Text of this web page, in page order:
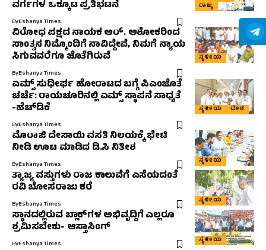
ರಾಜ್ಯ
ವರ್ಗಗಳ ಒಕ್ಕೂಟ ಪ್ರತಿಭಟನೆ
ByEshanya Times
ಸ್ಥಳೀಯ
ವಿರೋಧ ಪಕ್ಷದ ನಾಯಕ ಆರ್. ಅಶೋಕರಿಂದ
ಸಾಂತ್ವನ ನಿಮ್ಮೊಂದಿಗೆ ನಾವಿದ್ದೇವೆ, ನಿಮಗೆ ನ್ಯಾಯ
ಸಿಗುವವರೆಗೂ ಜೊತೆಗಿರುವೆ
ByEshanya Times
ಸ್ಥಳೀಯ ದೇಶ
ಏಮ್ಸ್ ಸುಧೀರ್ಘ ಹೋರಾಟದ ಬಗ್ಗೆ ಪಿಎಂಜೊತೆ
ಚರ್ಚೆ: ರಾಯಚೂರಿನಲ್ಲಿ ಏಮ್ಸ್ ಸ್ಥಾಪನೆ ಸಾಧ್ಯತೆ
-ಹೆಚ್‌ಡಿಕೆ
ByEshanya Times
ಸ್ಥಳೀಯ
ಮೊರಾಜಿ ದೇಸಾಯಿ ವಸತಿ ನಿಲಯಕ್ಕೆ ಭೇಟಿ
ನೀಡಿ ಊಟ ಮಾಡಿದ ಡಿ.ಸಿ ನಿತೀಶ
ByEshanya Times
ಸ್ಥಳೀಯ
ತ್ಯಾಜ್ಯ ವಸ್ತುಗಳು ರಾಜ ಕಾಲುವೆಗೆ ಎಸೆಯದಂತೆ
ರವಿ ಬೋಸರಾಜು ಕರೆ
ByEshanya Times
ಸ್ಥಳೀಯ
ಸ್ಥಾನದಲ್ಲಿರುವ ಬ್ಲಾಕ್‌ಗಳ ಅಭಿವೃದ್ದಿಗೆ ಎಲ್ಲರೂ
ಶ್ರಮಿಸಬೇಕು- ಆಸ್ತಾಸಿಂಗ್
ByEshanya Times